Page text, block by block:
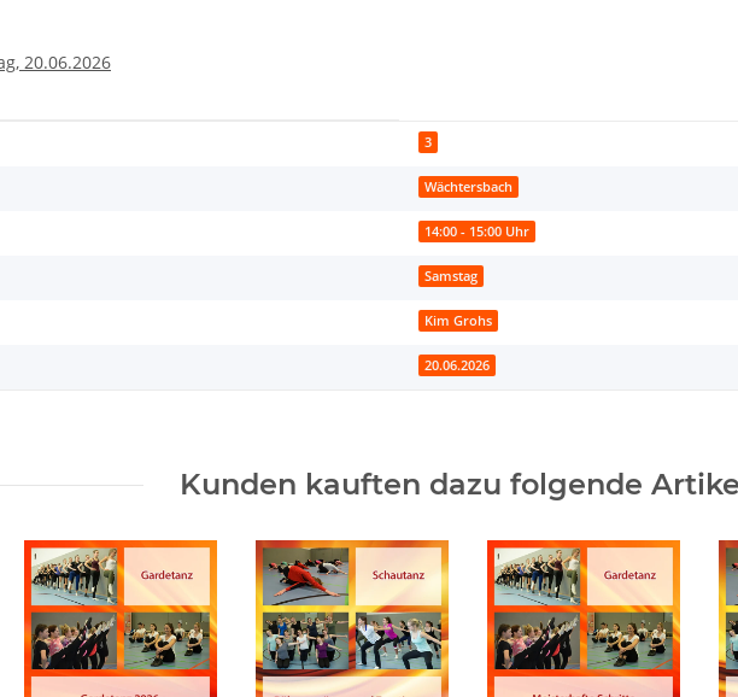
20.06.2026
3
Wächtersbach
14:00 - 15:00 Uhr
Samstag
Kim Grohs
20.06.2026
Kunden kauften dazu folgende